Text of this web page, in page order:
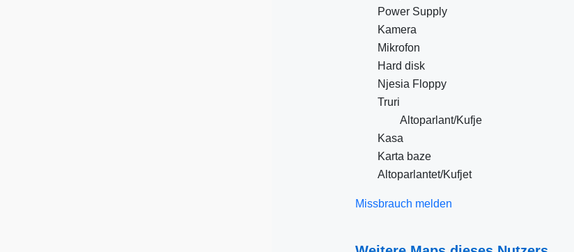
Power Supply
Kamera
Mikrofon
Hard disk
Njesia Floppy
Truri
Altoparlant/Kufje
Kasa
Karta baze
Altoparlantet/Kufjet
Missbrauch melden